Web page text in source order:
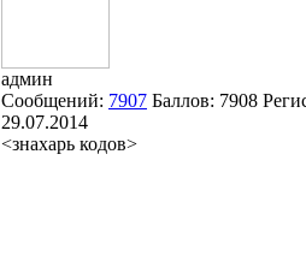
админ
Сообщений: 7907 Баллов: 7908
29.07.2014
<знахарь кодов>